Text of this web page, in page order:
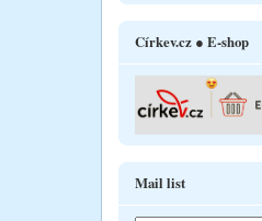
Církev.cz ● E-shop
Mail list